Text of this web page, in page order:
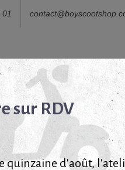
sur RDV
quinzaine d'août,
Panier
Livraisons
Le Shop en